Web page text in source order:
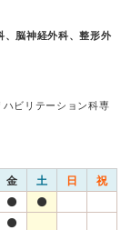
、脳神経外科、整形外
ビリテーション科専
金 土 日 祝